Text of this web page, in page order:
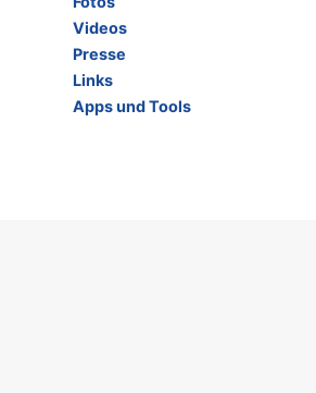
Videos
Presse
Links
Apps und Tools